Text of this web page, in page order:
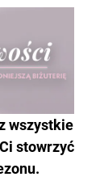
wszystkie
stowrzyć